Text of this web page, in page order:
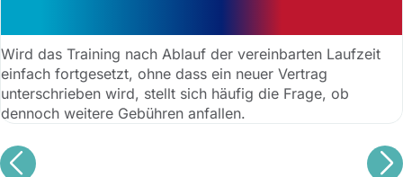
Wird das Training nach Ablauf der vereinbarten Laufzeit
einfach fortgesetzt, ohne dass ein neuer Vertrag
unterschrieben wird, stellt sich häufig die Frage, ob
dennoch weitere Gebühren anfallen.